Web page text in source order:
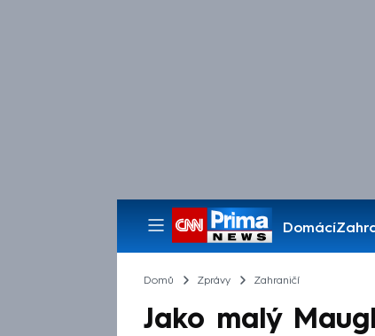
Domácí
Pořady
Domů Zprávy Zahraničí
Jako malý